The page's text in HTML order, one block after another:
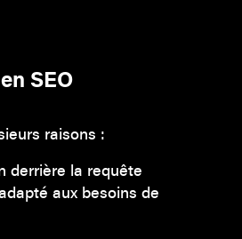
SEO
raisons :
derrière la requête
aux besoins de